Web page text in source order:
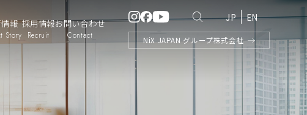
報
Story
採用情報
Recruit
お問い合わせ
Contact
EN
JP
NiX JAPAN グループ株式会社